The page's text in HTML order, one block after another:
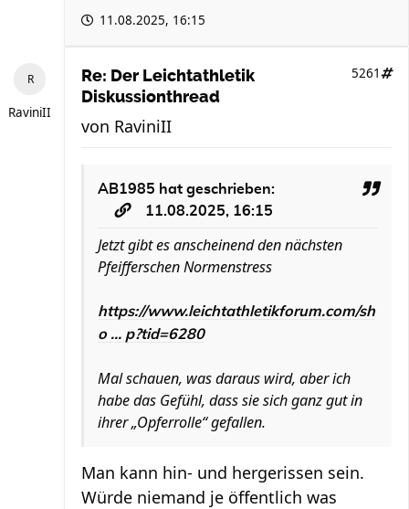
11.08.2025, 16:15
RaviniII
Re: Der Leichtathletik
Diskussionthread
5261
von RaviniII
AB1985 hat geschrieben:
11.08.2025, 16:15
Jetzt gibt es anscheinend den nächsten
Pfeifferschen Normenstress
https://www.leichtathletikforum.com/sh
o ... p?tid=6280
Mal schauen, was daraus wird, aber ich
habe das Gefühl, dass sie sich ganz gut in
ihrer „Opferrolle“ gefallen.
Man kann hin- und hergerissen sein.
Würde niemand je öffentlich was